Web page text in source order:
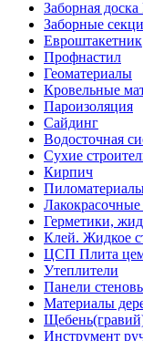
Заборная доска
Заборные
Евроштакетник
Профнастил
Геоматериалы
Кровельные
Пароизоляция
Сайдинг
Водосточная
Сухие
Кирпич
Герметики,
Клей. Жидкое
ЦСП Плита
Утеплители
Панели
Материалы
Инструмент